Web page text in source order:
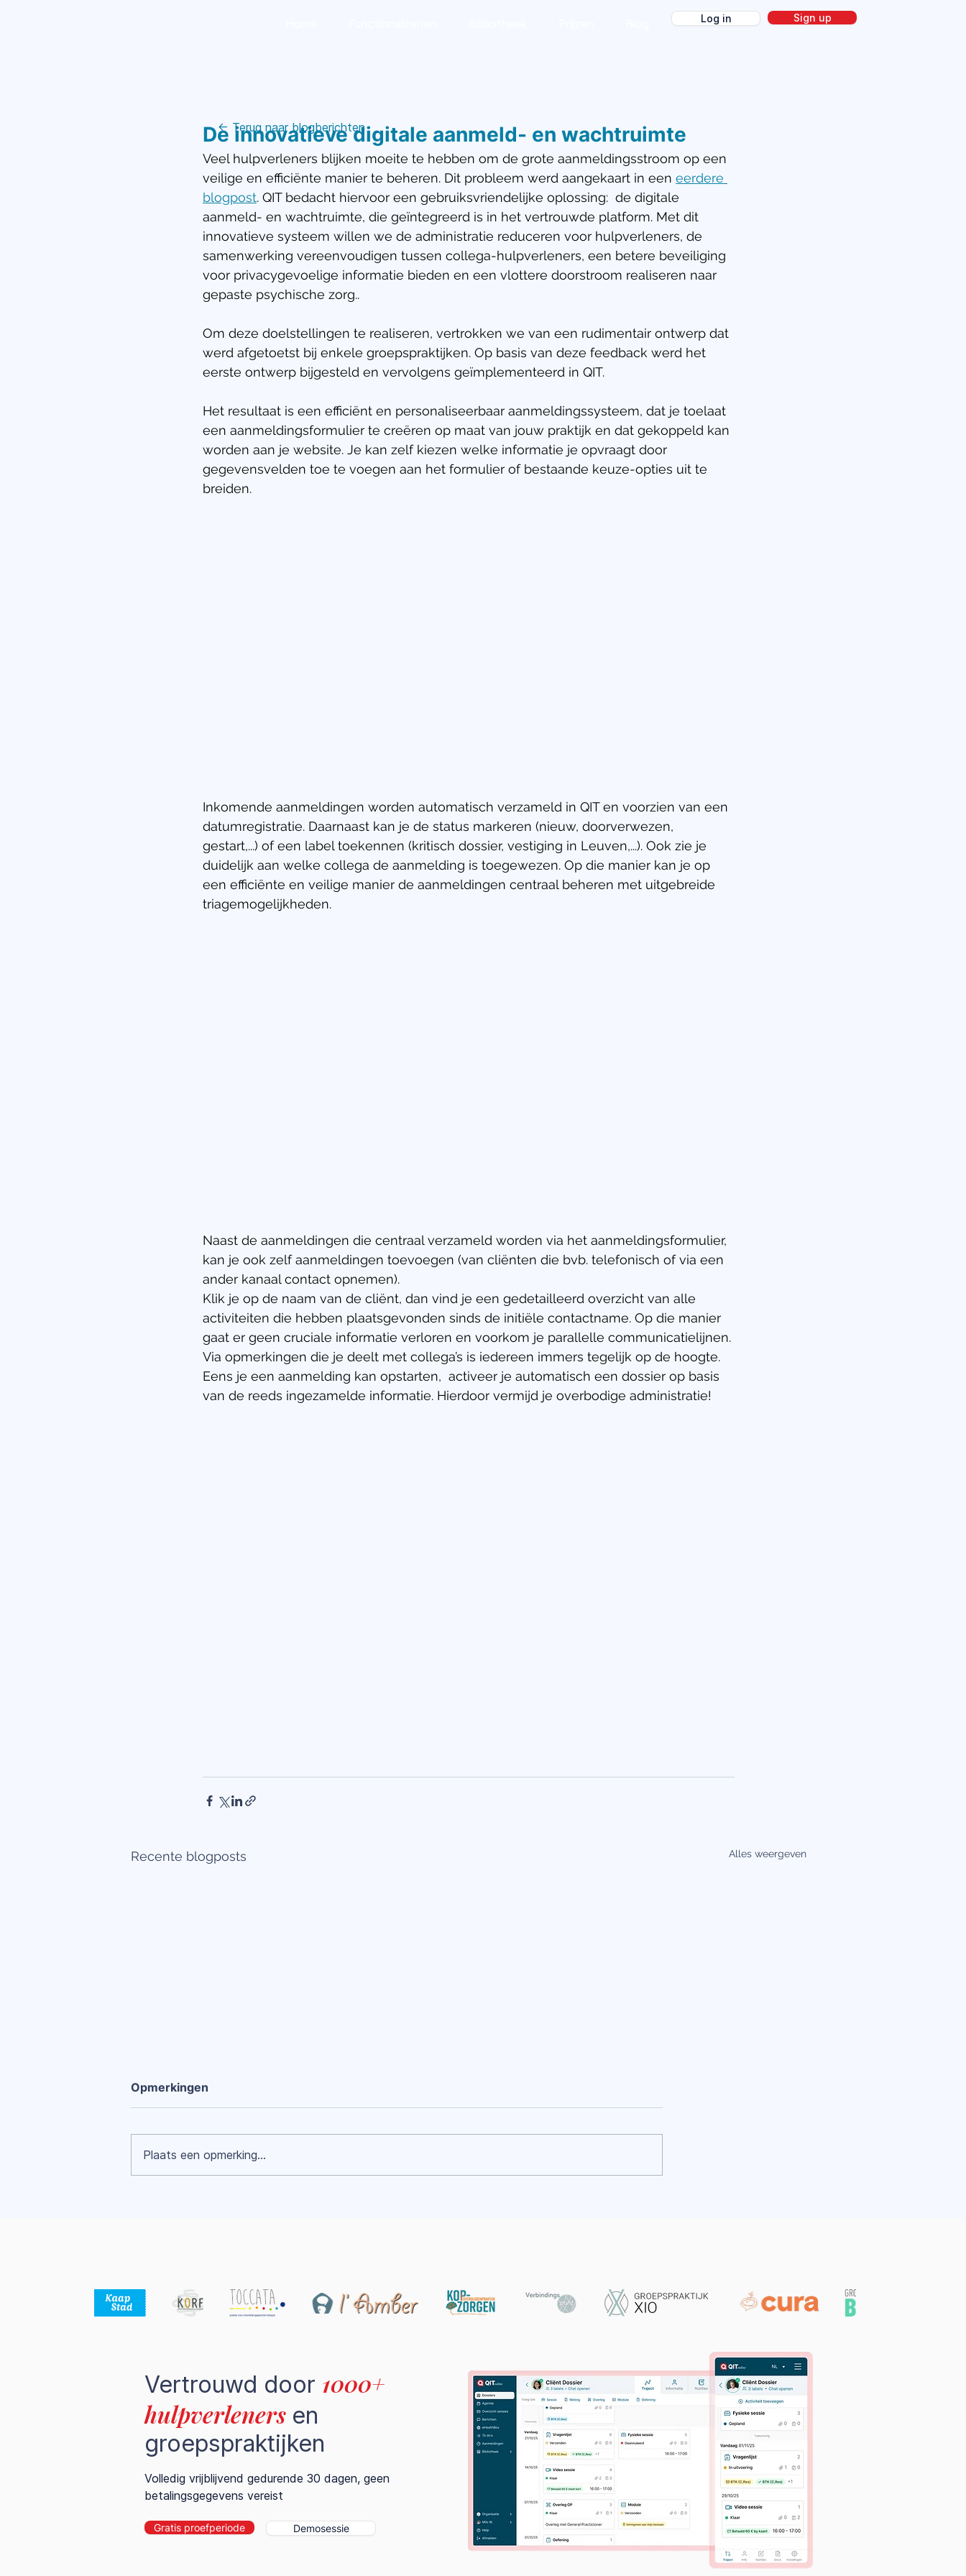
Log in Sign up
De innovatieve digitale aanmeld- en wachtruimte
Veel hulpverleners blijken moeite te hebben om de grote aanmeldingsstroom op een
veilige en efficiënte manier te beheren. Dit probleem werd aangekaart in een eerdere
blogpost. QIT bedacht hiervoor een gebruiksvriendelijke oplossing:  de digitale
aanmeld- en wachtruimte, die geïntegreerd is in het vertrouwde platform. Met dit
innovatieve systeem willen we de administratie reduceren voor hulpverleners, de
samenwerking vereenvoudigen tussen collega-hulpverleners, een betere beveiliging
voor privacygevoelige informatie bieden en een vlottere doorstroom realiseren naar
gepaste psychische zorg..
Om deze doelstellingen te realiseren, vertrokken we van een rudimentair ontwerp dat
werd afgetoetst bij enkele groepspraktijken. Op basis van deze feedback werd het
eerste ontwerp bijgesteld en vervolgens geïmplementeerd in QIT.
Het resultaat is een efficiënt en personaliseerbaar aanmeldingssysteem, dat je toelaat
een aanmeldingsformulier te creëren op maat van jouw praktijk en dat gekoppeld kan
worden aan je website. Je kan zelf kiezen welke informatie je opvraagt door
gegevensvelden toe te voegen aan het formulier of bestaande keuze-opties uit te
breiden.
Inkomende aanmeldingen worden automatisch verzameld in QIT en voorzien van een
datumregistratie. Daarnaast kan je de status markeren (nieuw, doorverwezen,
gestart,...) of een label toekennen (kritisch dossier, vestiging in Leuven,...). Ook zie je
duidelijk aan welke collega de aanmelding is toegewezen. Op die manier kan je op
een efficiënte en veilige manier de aanmeldingen centraal beheren met uitgebreide
triagemogelijkheden.
Naast de aanmeldingen die centraal verzameld worden via het aanmeldingsformulier,
kan je ook zelf aanmeldingen toevoegen (van cliënten die bvb. telefonisch of via een
ander kanaal contact opnemen).
Klik je op de naam van de cliënt, dan vind je een gedetailleerd overzicht van alle
activiteiten die hebben plaatsgevonden sinds de initiële contactname. Op die manier
gaat er geen cruciale informatie verloren en voorkom je parallelle communicatielijnen.
Via opmerkingen die je deelt met collega’s is iedereen immers tegelijk op de hoogte.
Eens je een aanmelding kan opstarten,  activeer je automatisch een dossier op basis
van de reeds ingezamelde informatie. Hierdoor vermijd je overbodige administratie!
Recente blogposts Alles weergeven
Opmerkingen
Plaats een opmerking...
← Terug naar blogberichten
Vertrouwd door 1000+
hulpverleners en
groepspraktijken
Volledig vrijblijvend gedurende 30 dagen, geen
betalingsgegevens vereist
Gratis proefperiode Demosessie